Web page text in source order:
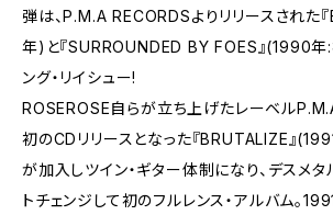
弾は、P.M.A RECORDSよりリリースされた
年)と『SURROUNDED BY FOES』(1990年
ング・リイシュー!
ROSEROSE自らが立ち上げたレーベル
初のCDリリースとなった『BRUTALIZE』
が加入しツイン・ギター体制になり、デスメタ
トチェンジして初のフルレンス・アルバム。